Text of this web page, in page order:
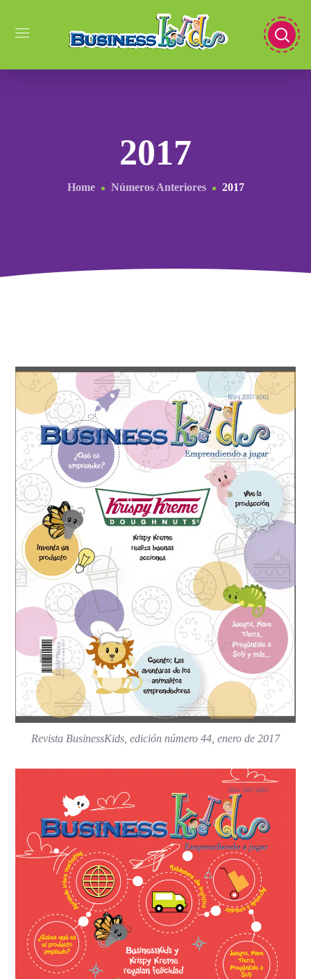
2017
Home Números Anteriores 2017
Revista BusinessKids, edición número 44, enero de 2017